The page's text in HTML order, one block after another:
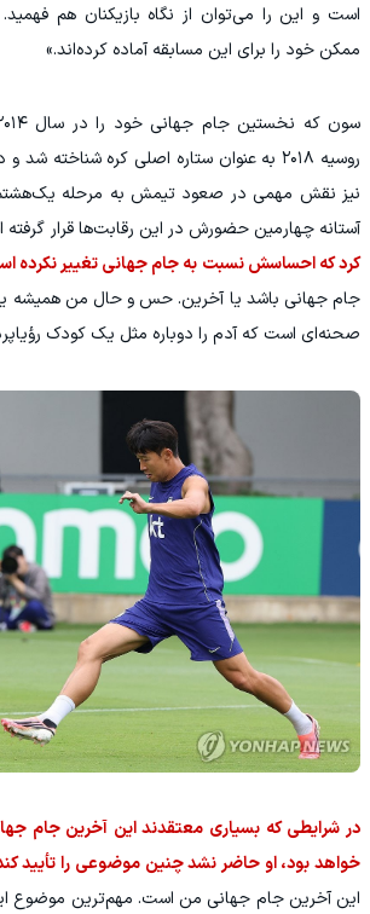
است و این را می‌توان از نگاه بازیکنان هم
ممکن خود را برای این مسابقه آماده کرده‌اند.»
نیز نقش مهمی در صعود تیمش به مرحله یک‌هشتم
آستانه چهارمین حضورش در این رقابت‌ها قرار
کرد که احساسش نسبت به جام جهانی تغییر نکرده
جام جهانی باشد یا آخرین. حس و حال من همیشه
صحنه‌ای است که آدم را دوباره مثل یک کودک
در شرایطی که بسیاری معتقدند این آخرین جام
خواهد بود، او حاضر نشد چنین موضوعی را تأیید
این آخرین جام جهانی من است. مهم‌ترین